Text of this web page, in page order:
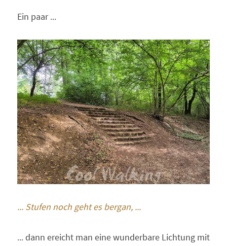
Ein paar ...
... Stufen noch geht es bergan, ...
... dann ereicht man eine wunderbare Lichtung mit